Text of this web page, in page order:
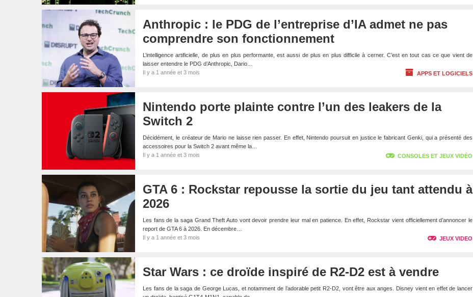
Anthropic : le PDG de l’entreprise d’IA admet ne pas
comprendre son fonctionnement
L’intelligence artificielle, de plus en plus performante, est aussi de plus en plus difficile à cerner. C’est en tout cas ce que vient de
laisser entendre le PDG d’Anthropic, Dario…
Il y a 1 année et 3 mois
APPS ET LOGICIELS
Nintendo porte plainte contre l’un des leakers de la
Switch 2
Décidément, le créateur de Mario ne laisse rien passer. En effet, Nintendo poursuit en justice le fabricant Genki, qui a présenté des
accessoires pour la Switch 2 avant même la…
Il y a 1 année et 3 mois
CONSOLES ET JEUX VIDÉO
GTA 6 : Rockstar repousse la sortie du jeu tant attendu à
2026
Les fans de la saga Grand Theft Auto vont devoir prendre leur mal en patience. En effet, Rockstar vient officiellement d’annoncer le
report de GTA 6 à 2026. En décembre…
Il y a 1 année et 3 mois
JEUX VIDEO
Star Wars : ce droïde inspiré de R2-D2 est à vendre
Les fans de la saga de George Lucas, et notamment de l’adorable petit R2-D2, vont être aux anges. Disney vient en effet de lancer